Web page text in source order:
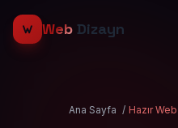
Web Dizayn
Ana Sayfa / Hazır